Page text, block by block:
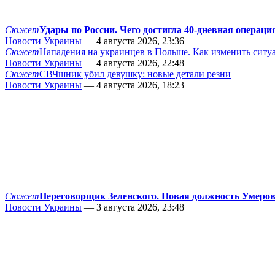
СюжетУдары по России. Чего достигла 40-дневная
Новости Украины — 4 августа 2026, 23:36
СюжетНападения на украинцев в Польше. Как изменить
Новости Украины — 4 августа 2026, 22:48
СюжетСВЧшник убил девушку: новые детали резни
Новости Украины — 4 августа 2026, 18:23
СюжетПереговорщик Зеленского. Новая должность
Новости Украины — 3 августа 2026, 23:48